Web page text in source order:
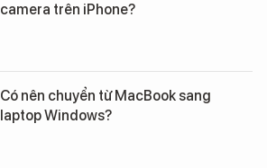
camera trên iPhone?
Có nên chuyển từ MacBook sang
laptop Windows?